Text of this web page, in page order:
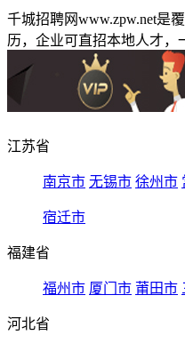
千城招聘网www.zpw.net是
历，企业可直招本地人才，
江苏省
南京市 无锡市 徐州市
宿迁市
福建省
福州市 厦门市 莆田市
河北省